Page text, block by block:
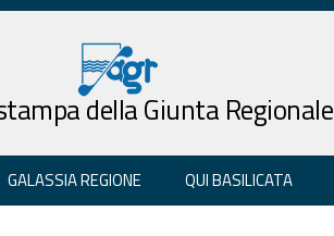
della Giunta Regionale
GALASSIA REGIONE QUI BASILICATA